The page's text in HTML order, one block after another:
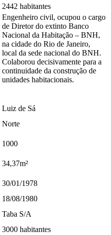
2442 habitantes
Engenheiro civil, ocupou o cargo
de Diretor do extinto Banco
Nacional da Habitação – BNH,
na cidade do Rio de Janeiro,
local da sede nacional do BNH.
Colaborou decisivamente para a
continuidade da construção de
unidades habitacionais.
Luiz de Sá
Norte
1000
34,37m²
30/01/1978
18/08/1980
Taba S/A
3000 habitantes